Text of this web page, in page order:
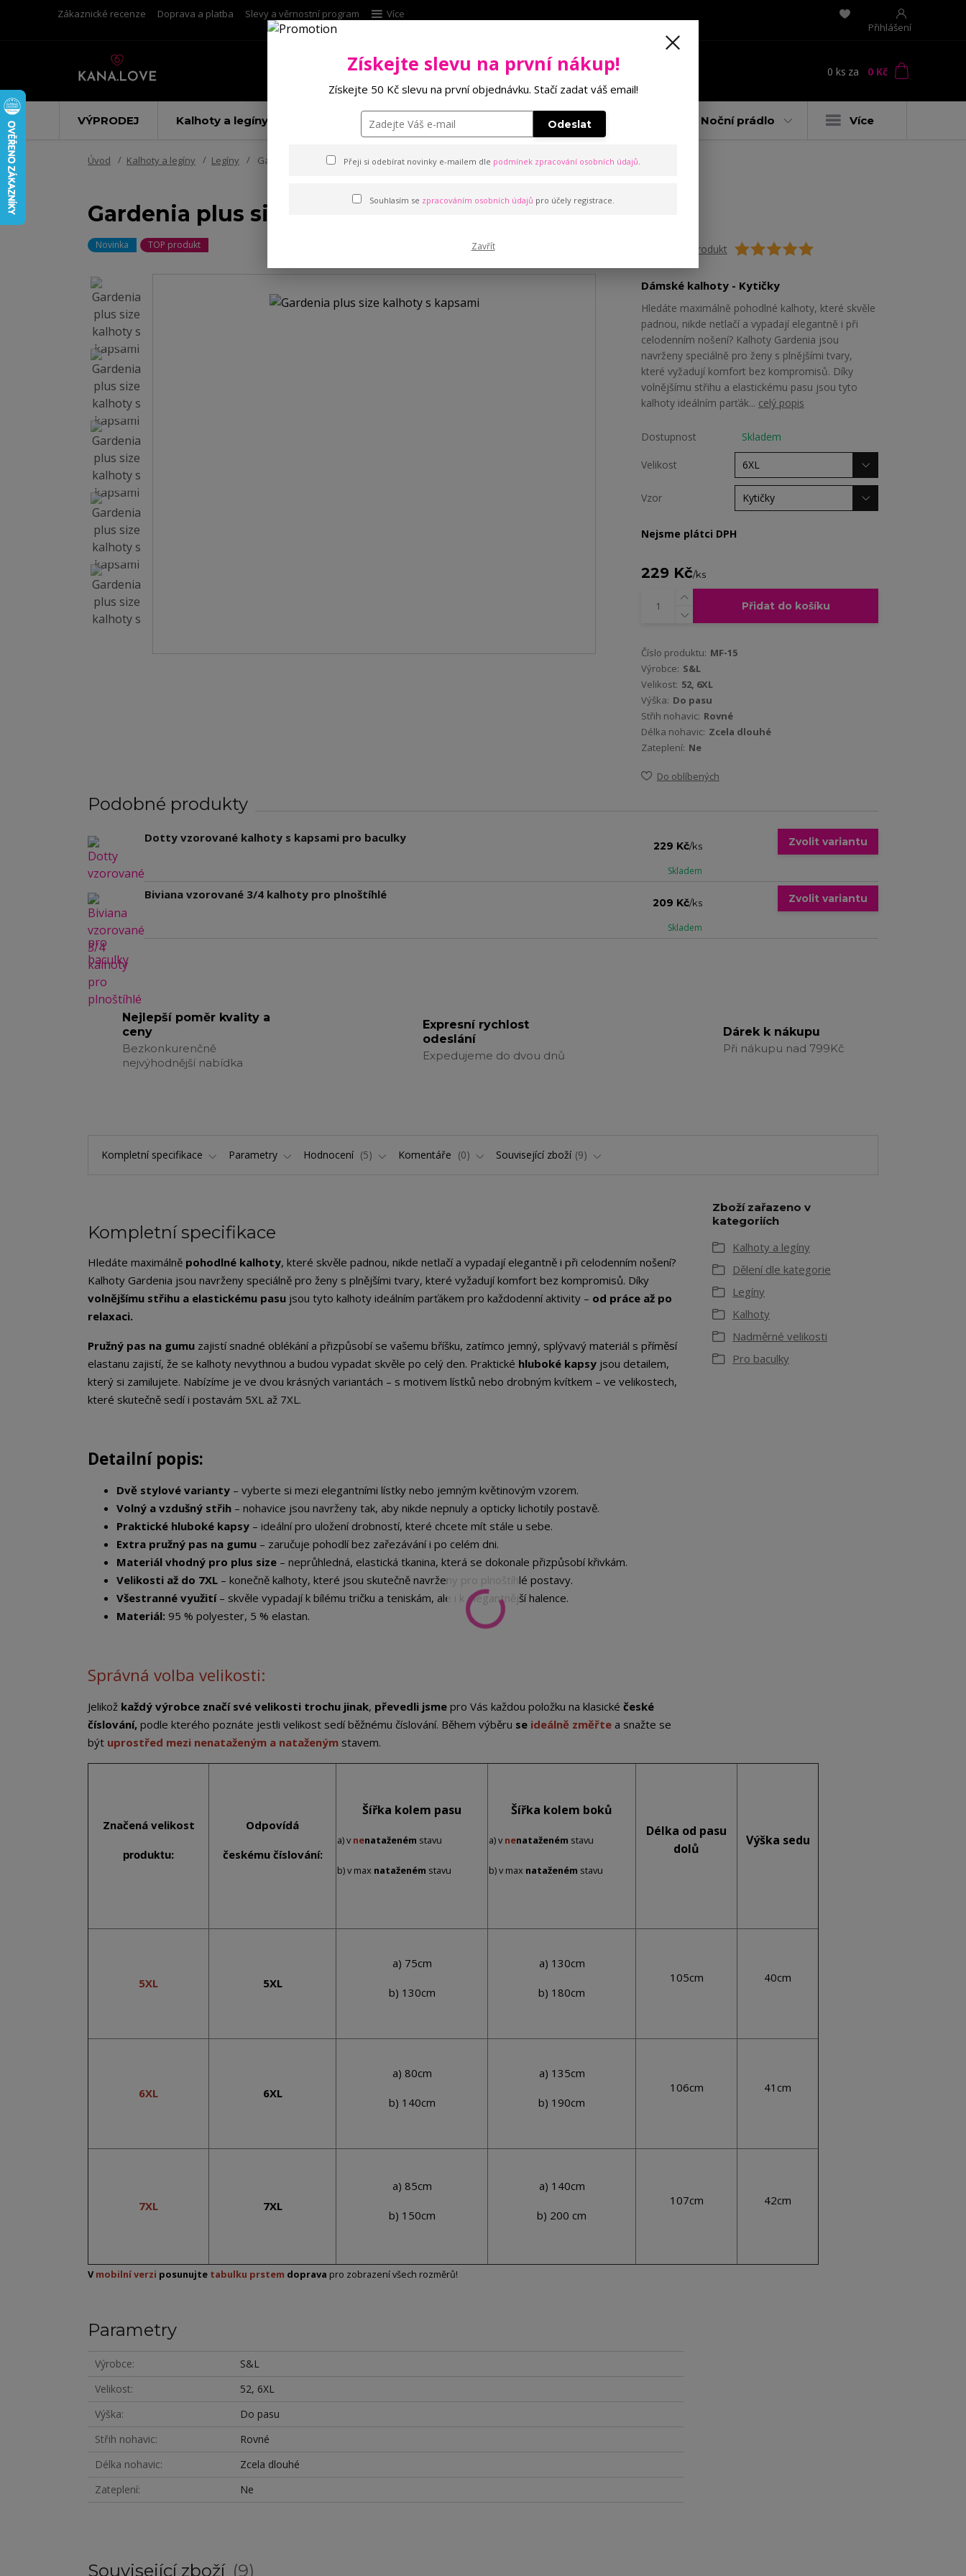
Zákaznické recenze Doprava a platba Slevy a věrnostní program
Více
Přihlášení
Hledat 0 ks za 0 Kč
VÝPRODEJ Kalhoty a legíny Punčochové zboží Podprsenky Noční prádlo Více
Úvod Kalhoty a legíny Legíny Gardenia plus size kalhoty s kapsami
Gardenia plus size kalhoty s kapsami
Novinka TOP produkt Ohodnotit produkt
Dámské kalhoty - Kytičky
Hledáte maximálně pohodlné kalhoty, které skvěle
padnou, nikde netlačí a vypadají elegantně i při
celodenním nošení? Kalhoty Gardenia jsou
navrženy speciálně pro ženy s plnějšími tvary,
které vyžadují komfort bez kompromisů. Díky
volnějšímu střihu a elastickému pasu jsou tyto
kalhoty ideálním parťák... celý popis
Dostupnost Skladem
Velikost
Vzor
Nejsme plátci DPH
229 Kč/ks
Přidat do košíku
Číslo produktu: MF-15
Výrobce: S&L
Velikost: 52, 6XL
Výška: Do pasu
Střih nohavic: Rovné
Délka nohavic: Zcela dlouhé
Zateplení: Ne
Do oblíbených
Podobné produkty
Dotty vzorované kalhoty s kapsami pro baculky
229 Kč/ks
Skladem
Zvolit variantu
Biviana vzorované 3/4 kalhoty pro plnoštíhlé
209 Kč/ks
Skladem
Zvolit variantu
Nejlepší poměr kvality a
ceny
Bezkonkurenčně
nejvýhodnější nabídka
Expresní rychlost
odeslání
Expedujeme do dvou dnů
Dárek k nákupu
Při nákupu nad 799Kč
Kompletní specifikace Parametry Hodnocení 5 Komentáře 0 Související zboží 9
Kompletní specifikace
Hledáte maximálně pohodlné kalhoty, které skvěle padnou, nikde netlačí a vypadají elegantně i při celodenním nošení?
Kalhoty Gardenia jsou navrženy speciálně pro ženy s plnějšími tvary, které vyžadují komfort bez kompromisů. Díky
volnějšímu střihu a elastickému pasu jsou tyto kalhoty ideálním parťákem pro každodenní aktivity – od práce až po
relaxaci.
Pružný pas na gumu zajistí snadné oblékání a přizpůsobí se vašemu bříšku, zatímco jemný, splývavý materiál s příměsí
elastanu zajistí, že se kalhoty nevythnou a budou vypadat skvěle po celý den. Praktické hluboké kapsy jsou detailem,
který si zamilujete. Nabízíme je ve dvou krásných variantách – s motivem lístků nebo drobným kvítkem – ve velikostech,
které skutečně sedí i postavám 5XL až 7XL.
Detailní popis:
Dvě stylové varianty – vyberte si mezi elegantními lístky nebo jemným květinovým vzorem.
Volný a vzdušný střih – nohavice jsou navrženy tak, aby nikde nepnuly a opticky lichotily postavě.
Praktické hluboké kapsy – ideální pro uložení drobností, které chcete mít stále u sebe.
Extra pružný pas na gumu – zaručuje pohodlí bez zařezávání i po celém dni.
Materiál vhodný pro plus size – neprůhledná, elastická tkanina, která se dokonale přizpůsobí křivkám.
Velikosti až do 7XL – konečně kalhoty, které jsou skutečně navrženy pro plnoštíhlé postavy.
Všestranné využití– skvěle vypadají k bílému tričku a teniskám, ale i k elegantnější halence.
Materiál: 95 % polyester, 5 % elastan.
Správná volba velikosti:
Jelikož každý výrobce značí své velikosti trochu jinak, převedli jsme pro Vás každou položku na klasické české
číslování, podle kterého poznáte jestli velikost sedí běžnému číslování. Během výběru se ideálně změřte a snažte se
být uprostřed mezi nenataženým a nataženým stavem.
Značená velikost
produktu:
Odpovídá
českému číslování:
Šířka kolem pasu
a) vnenataženém stavu
b) v max nataženém stavu
Šířka kolem boků
a) vnenataženém stavu
b) v max nataženém stavu
Délka od pasu
dolů
Výška sedu
5XL 5XL
a) 75cm
b) 130cm
a) 130cm
b) 180cm
105cm 40cm
6XL 6XL
a) 80cm
b) 140cm
a) 135cm
b) 190cm
106cm 41cm
7XL 7XL
a) 85cm
b) 150cm
a) 140cm
b) 200 cm
107cm 42cm
V mobilní verzi posunujte tabulku prstem doprava pro zobrazení všech rozměrů!
Parametry
Výrobce
S&L
Velikost
52, 6XL
Výška
Do pasu
Střih nohavic
Rovné
Délka nohavic
Zcela dlouhé
Zateplení
Ne
Zboží zařazeno v
kategoriích
Kalhoty a legíny
Dělení dle kategorie
Legíny
Kalhoty
Nadměrné velikosti
Pro baculky
Související zboží 9
Získejte slevu na první nákup!
Získejte 50 Kč slevu na první objednávku. Stačí zadat váš email!
Odeslat
Přeji si odebírat novinky e-mailem dle podmínek zpracování osobních údajů.
Souhlasím se zpracováním osobních údajů pro účely registrace.
Zavřít